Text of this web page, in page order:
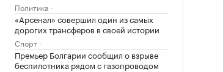
Политика
«Арсенал» совершил один из самых
дорогих трансферов в своей истории
Спорт
Премьер Болгарии сообщил о взрыве
беспилотника рядом с газопроводом